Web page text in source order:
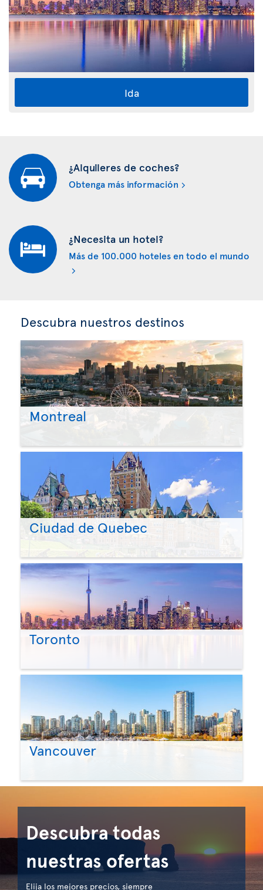
Ida
¿Alquileres de coches?
Obtenga más información
¿Necesita un hotel?
Más de 100.000 hoteles en todo el mundo
Descubra nuestros destinos
Montreal
Ciudad de Quebec
Toronto
Vancouver
Descubra todas
nuestras ofertas
Elija los mejores precios, siempre